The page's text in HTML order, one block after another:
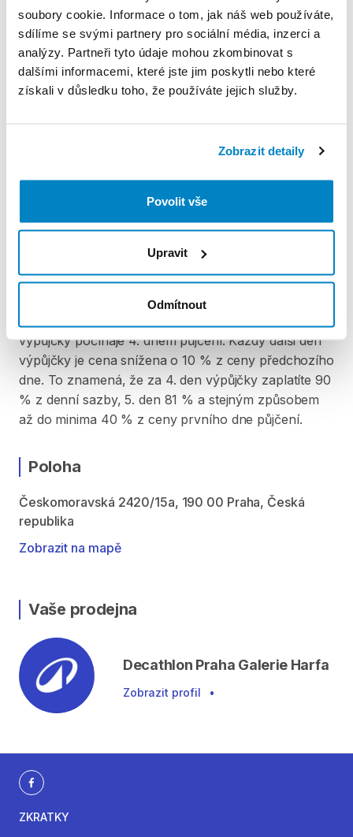
soubory cookie. Informace o tom, jak náš web používáte,
sdílíme se svými partnery pro sociální média, inzerci a
analýzy. Partneři tyto údaje mohou zkombinovat s
dalšími informacemi, které jste jim poskytli nebo které
získali v důsledku toho, že používáte jejich služby.
Zobrazit detaily
Povolit vše
Upravit
Odmítnout
Produkt v obchodě
Pravidla Decathlon Rent
PODMÍNKY
ZÁLOHA A SLEVA Z PŮJČKY
Pro vypůjčení produktu je vyžadována vratná záloha
nebo kartou při předání produktu. Po vrácení
produktu je záloha vrácena v plné výši. Za vypůjčení
zaplatíte předem online platební kartou. Sleva je
automaticky vypočítána a odečtena za každý den
výpůjčky počínaje 4. dnem půjčení. Každý další den
výpůjčky je cena snížena o 10 % z ceny předchozího
dne. To znamená, že za 4. den výpůjčky zaplatíte 90
% z denní sazby, 5. den 81 % a stejným způsobem
až do minima 40 % z ceny prvního dne půjčení.
Poloha
Českomoravská 2420/15a, 190 00 Praha, Česká
republika
Zobrazit na mapě
Vaše prodejna
Decathlon Praha Galerie Harfa
Zobrazit profil •
ZKRATKY